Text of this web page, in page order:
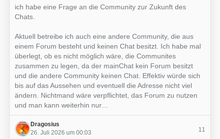
ich habe eine Frage an die Community zur Zukunft des
Chats.
Aktuell betreibe ich auch eine andere Community, die aus
einem Forum besteht und keinen Chat besitzt. Ich habe mal
überlegt, ob es nicht möglich wäre, die Communites
zusammen zu legen, da der mainChat kein Forum besitzt
und die andere Community keinen Chat. Effektiv würde sich
bis auf das Aussehen und eventuell die Adresse nicht viel
ändern. Nichtmand wäre verpflichtet, das Forum zu nutzen
und man kann weiterhin nur…
Dragosius
26. Juli 2026 um 00:03
11